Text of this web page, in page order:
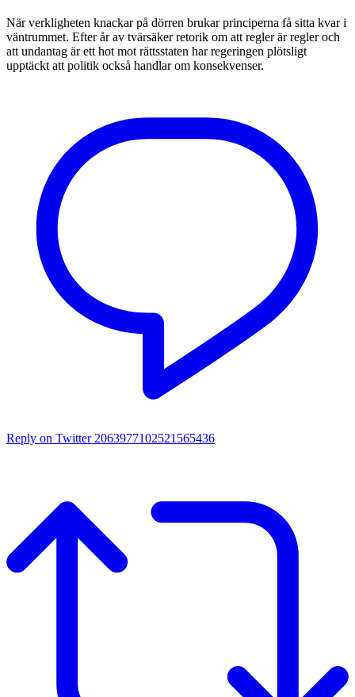
När verkligheten knackar på dörren brukar principerna få sitta kvar i
väntrummet. Efter år av tvärsäker retorik om att regler är regler och
att undantag är ett hot mot rättsstaten har regeringen plötsligt
upptäckt att politik också handlar om konsekvenser.
Reply on Twitter 2063977102521565436